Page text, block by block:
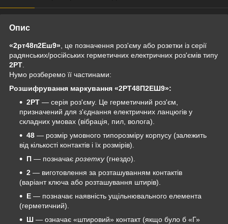
Опис
«2рт48п2Еш9» , це позначення роз'єму або розетки із серії
радянських/російських герметичних електричних роз'ємів типу
2РТ
Нумо розберемо її частинами:
Розшифрування маркування «2РТ48П2ЕШ9»:
2РТ — серія роз'єму. Це герметичний роз'єм,
призначений для з'єднання електричних ланцюгів у
складних умовах (вібрація, пил, волога).
48 — розмір умовного типорозміру корпусу (залежить
від кількості контактів і їх розмірів).
П — позначає розетку(гнездо).
2 — виготовлення за розташуванням контактів
(варіант ключа або розташування штирів).
Е — позначає наявність ущільнювального елемента
(герметичний).
Ш — означає «штировий» контакт (якщо було б «Г»